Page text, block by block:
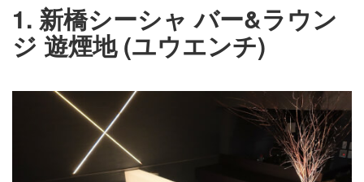
1. 新橋シーシャ バー&ラウン
ジ 遊煙地 (ユウエンチ)